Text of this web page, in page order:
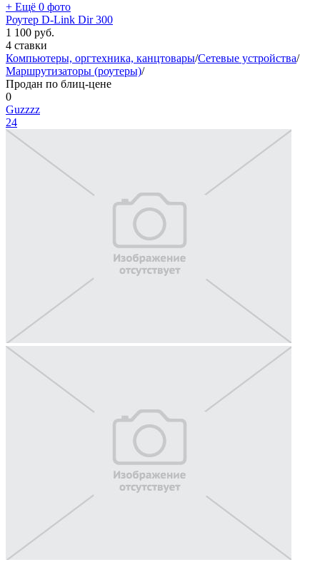
+ Ещё 0 фото
Роутер D-Link Dir 300
1 100 руб.
4 ставки
Компьютеры, оргтехника, канцтовары/Сетевые устройства/
Маршрутизаторы (роутеры)/
Продан по блиц-цене
0
Guzzzz
24